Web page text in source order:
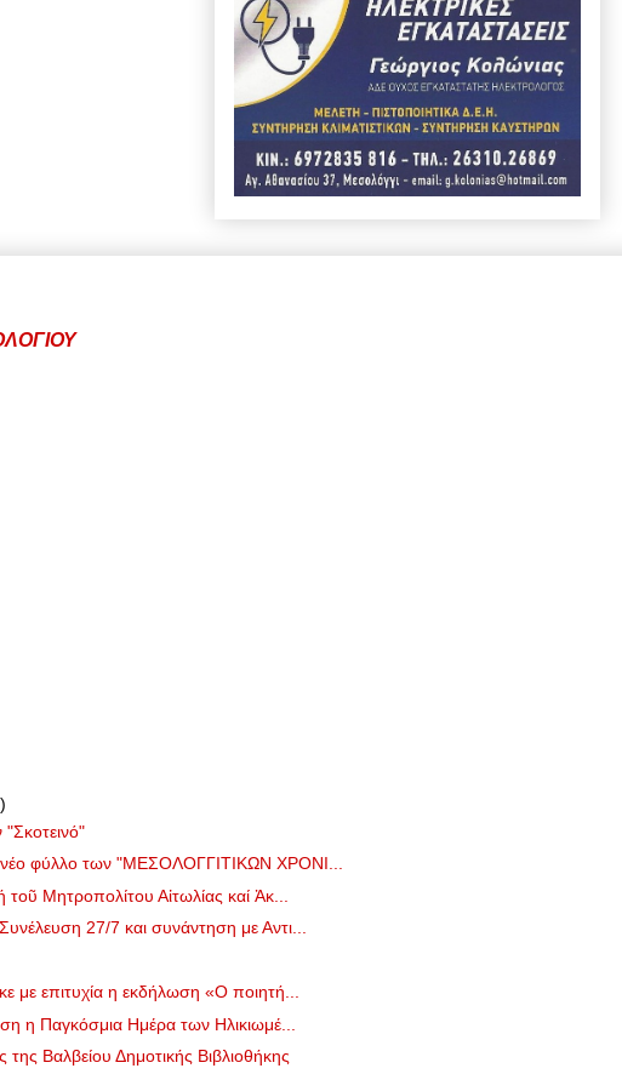
φύλλο των "ΜΕΣΟΛΟΓΓΙΤΙΚΩΝ ΧΡΟΝΙ...
τοῦ Μητροπολίτου Αἰτωλίας καί Ἀκ...
27/7 και συνάντηση με Αντι...
με επιτυχία η εκδήλωση «Ο ποιητή...
η Παγκόσμια Ημέρα των Ηλικιωμέ...
Βαλβείου Δημοτικής Βιβλιοθήκης